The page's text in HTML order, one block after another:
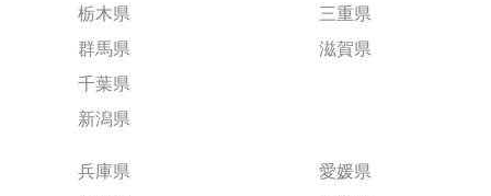
栃木県
群馬県
千葉県
新潟県
三重県
滋賀県
兵庫県
愛媛県